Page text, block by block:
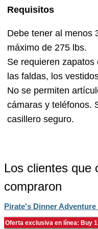
Requisitos
Debe tener al menos
máximo de 275 lbs.
Se requieren
las faldas, los
No se permiten
cámaras y teléfonos.
casillero seguro.
Los clientes que
compraron
Pirate's Dinner
Oferta exclusiva en línea: Buy